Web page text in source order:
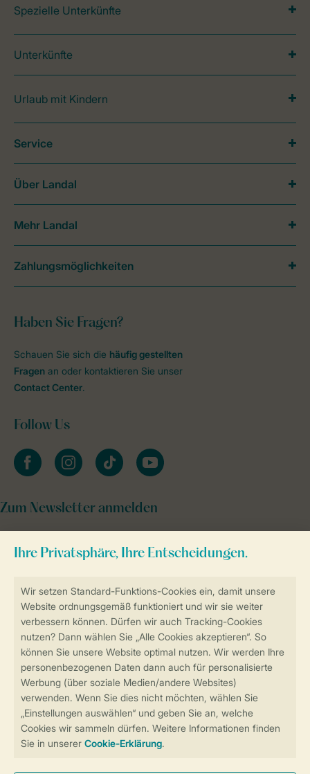
Sicherstellung Deiner Privatsphäre
Sicher und schnell zur Online-Buchung
Sichere Datenübertragung
Sicheres Bezahlen
Spezielle Unterkünfte
Unterkünfte
Urlaub mit Kindern
Haben Sie Fragen?
Schauen Sie sich die häufig gestellten
Fragen an oder kontaktieren Sie unser
Contact Center.
Follow Us
facebookinstagramtiktok youtube
Zum Newsletter anmelden
Service
Über Landal
Mehr Landal
Zahlungsmöglichkeiten